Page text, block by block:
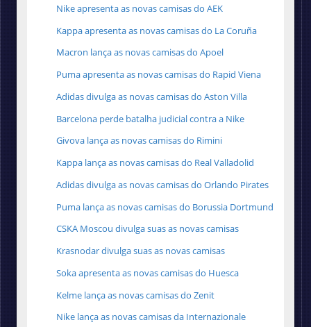
Nike apresenta as novas camisas do AEK
Kappa apresenta as novas camisas do La Coruña
Macron lança as novas camisas do Apoel
Puma apresenta as novas camisas do Rapid Viena
Adidas divulga as novas camisas do Aston Villa
Barcelona perde batalha judicial contra a Nike
Givova lança as novas camisas do Rimini
Kappa lança as novas camisas do Real Valladolid
Adidas divulga as novas camisas do Orlando Pirates
Puma lança as novas camisas do Borussia Dortmund
CSKA Moscou divulga suas as novas camisas
Krasnodar divulga suas as novas camisas
Soka apresenta as novas camisas do Huesca
Kelme lança as novas camisas do Zenit
Nike lança as novas camisas da Internazionale